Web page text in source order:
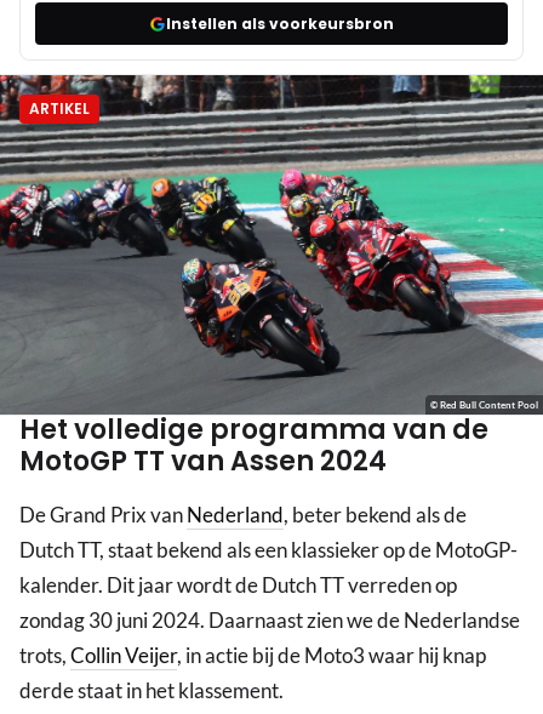
Instellen als voorkeursbron
ARTIKEL
© Red Bull Content Pool
Het volledige programma van de
MotoGP TT van Assen 2024
De Grand Prix vanNederland, beter bekend als de
Dutch TT, staat bekend als een klassieker op de MotoGP-
kalender. Dit jaar wordt de Dutch TT verreden op
zondag 30 juni 2024. Daarnaast zien we de Nederlandse
trots,Collin Veijer, in actie bij de Moto3 waar hij knap
derde staat in het klassement.